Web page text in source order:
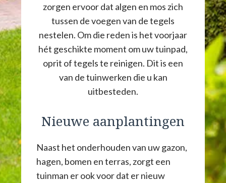
zorgen ervoor dat algen en mos zich
tussen de voegen van de tegels
nestelen. Om die reden is het voorjaar
hét geschikte moment om uw tuinpad,
oprit of tegels te reinigen. Dit is een
van de tuinwerken die u kan
uitbesteden.
Nieuwe aanplantingen
Naast het onderhouden van uw gazon,
hagen, bomen en terras, zorgt een
tuinman er ook voor dat er nieuw